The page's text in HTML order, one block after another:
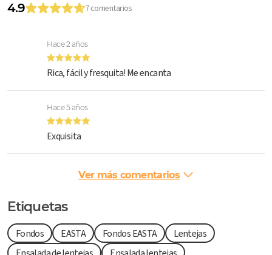
4.9
7 comentarios
Hace 2 años
Rica, fácil y fresquita! Me encanta
Hace 5 años
Exquisita
Ver más comentarios
Etiquetas
Fondos EASTA Fondos EASTA
Lentejas